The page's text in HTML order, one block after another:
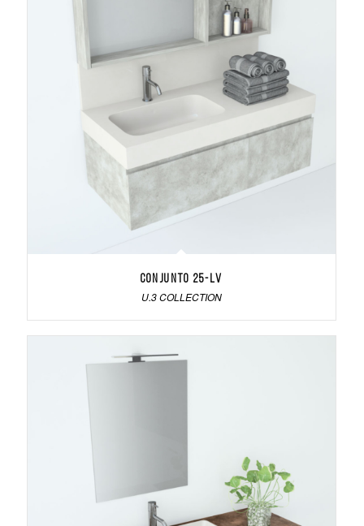
Conjunto 25-LV
U.3 COLLECTION